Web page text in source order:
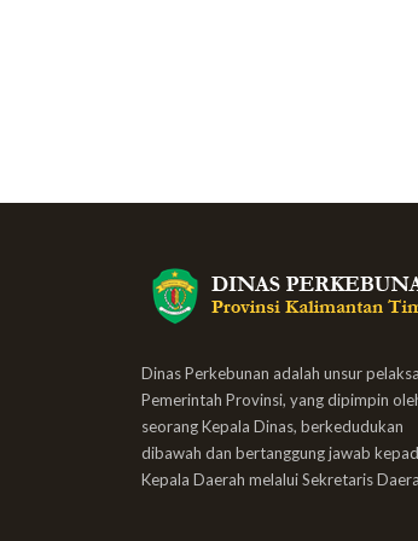
Dinas Perkebunan adalah unsur
Pemerintah Provinsi, yang dipimpin
seorang Kepala Dinas, berkedudukan
dibawah dan bertanggung jawab
Kepala Daerah melalui Sekretaris